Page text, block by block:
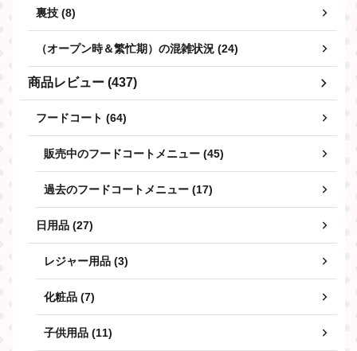
裏技 (8)
（オープン時＆繁忙期）の混雑状況 (24)
商品レビュー (437)
フードコート (64)
販売中のフードコートメニュー (45)
過去のフードコートメニュー (17)
日用品 (27)
レジャー用品 (3)
化粧品 (7)
子供用品 (11)